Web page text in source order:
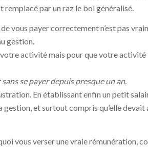
remplacé par un raz le bol généralisé.
vous payer correctement n’est pas
gestion.
votre activité mais pour que votre
se payer depuis presque un an.
En établissant enfin un petit
et surtout compris qu’elle
vous verser une vraie rémunération,